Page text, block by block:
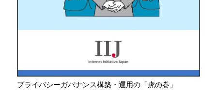
プライバシーガバナンス構築・運用の「虎の巻」